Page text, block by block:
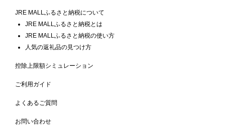
JRE MALLふるさと納税について
JRE MALLふるさと納税とは
JRE MALLふるさと納税の使い方
人気の返礼品の見つけ方
控除上限額シミュレーション
ご利用ガイド
よくあるご質問
お問い合わせ